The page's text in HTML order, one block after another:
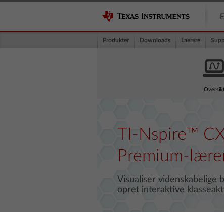
Produkter Downloads Laerere
TI-Nspire™
Premium-
Visualiser videnskabelige
opret interaktive